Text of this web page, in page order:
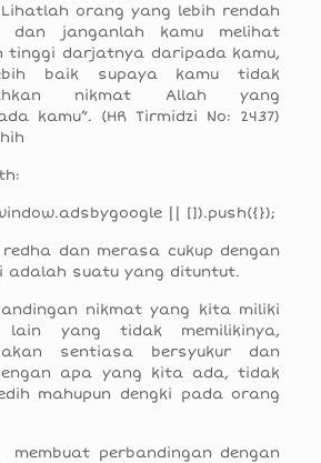
orang yang lebih rendah
dan janganlah kamu melihat
tinggi darjatnya daripada kamu,
baik supaya kamu tidak
nikmat Allah yang
kamu”. (HR Tirmidzi No: 2437)
|| []).push({});
dan merasa cukup dengan
adalah suatu yang dituntut.
nikmat yang kita miliki
lain yang tidak memilikinya,
sentiasa bersyukur dan
apa yang kita ada, tidak
mahupun dengki pada orang
perbandingan dengan